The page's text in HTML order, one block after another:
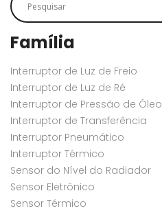
Família
Interruptor de Luz de Freio
Interruptor de Luz de Ré
Interruptor de Pressão de Óleo
Interruptor de Transferência
Interruptor Pneumático
Interruptor Térmico
Sensor do Nível do Radiador
Sensor Eletrônico
Sensor Térmico